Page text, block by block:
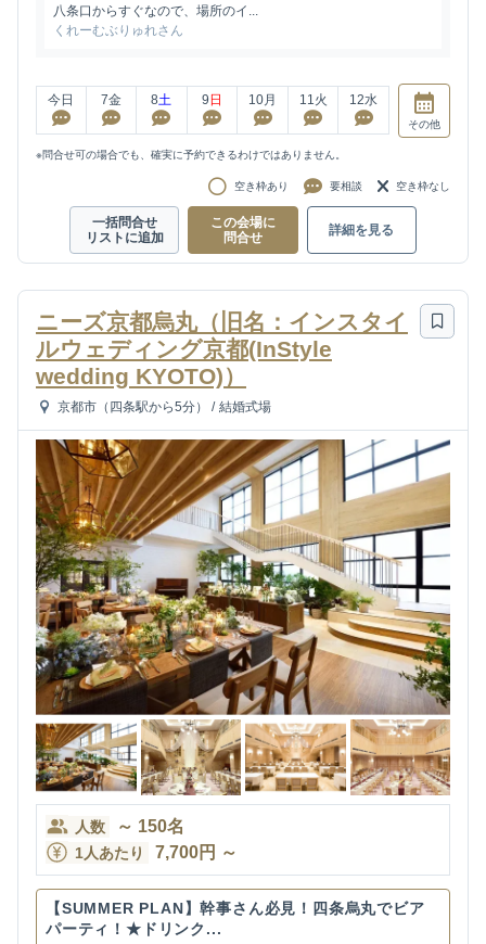
八条口からすぐなので、場所のイ...
くれーむぶりゅれさん
今日 7金 8土 9 日 10月 11火 12水
その他
※問合せ可の場合でも、確実に予約できるわけではありません。
空き枠あり 要相談 空き枠なし
一括問合せ
リストに追加
この会場に
問合せ
詳細を見る
ニーズ京都烏丸（旧名：インスタイ
ルウェディング京都(InStyle
wedding KYOTO)）
京都市（四条駅から5分） / 結婚式場
人数 ～ 150名
1人あたり 7,700円 ～
【SUMMER PLAN】幹事さん必見！四条烏丸でビア
パーティ！★ドリンク...